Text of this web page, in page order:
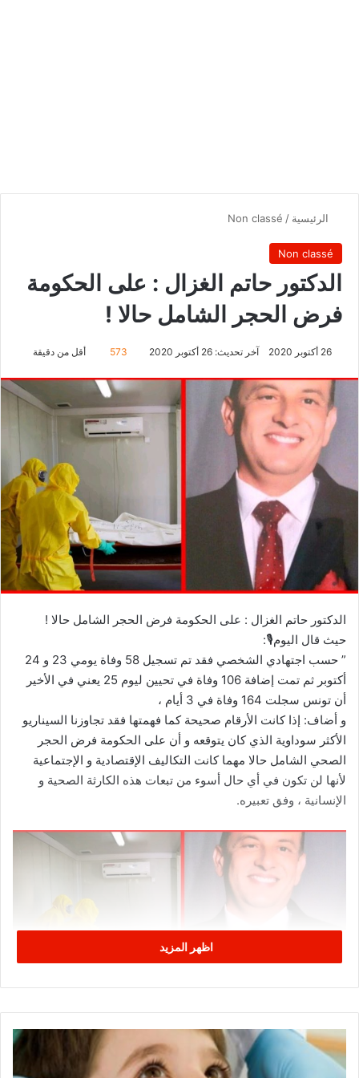
الرئيسية /
Non classé
Non classé
الدكتور حاتم الغزال : على الحكومة
فرض الحجر الشامل حالا !
26 أكتوبر 2020 آخر تحديث: 26 أكتوبر 2020 573 أقل من دقيقة
الدكتور حاتم الغزال : على الحكومة فرض الحجر الشامل حالا !
حيث قال اليوم🎙:
” حسب اجتهادي الشخصي فقد تم تسجيل 58 وفاة يومي 23 و 24
أكتوبر ثم تمت إضافة 106 وفاة في تحيين ليوم 25 يعني في الأخير
أن تونس سجلت 164 وفاة في 3 أيام ،
و أضاف: إذا كانت الأرقام صحيحة كما فهمتها فقد تجاوزنا السيناريو
الأكثر سوداوية الذي كان يتوقعه و أن على الحكومة فرض الحجر
الصحي الشامل حالا مهما كانت التكاليف الإقتصادية و الإجتماعية
لأنها لن تكون في أي حال أسوء من تبعات هذه الكارثة الصحية و
الإنسانية ، وفق تعبيره.
اظهر المزيد
ن
ق
ا